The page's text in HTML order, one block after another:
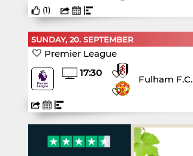
(1)
SUNDAY, 20. SEPTEMBER
Premier League
17:30
Fulham F.C.